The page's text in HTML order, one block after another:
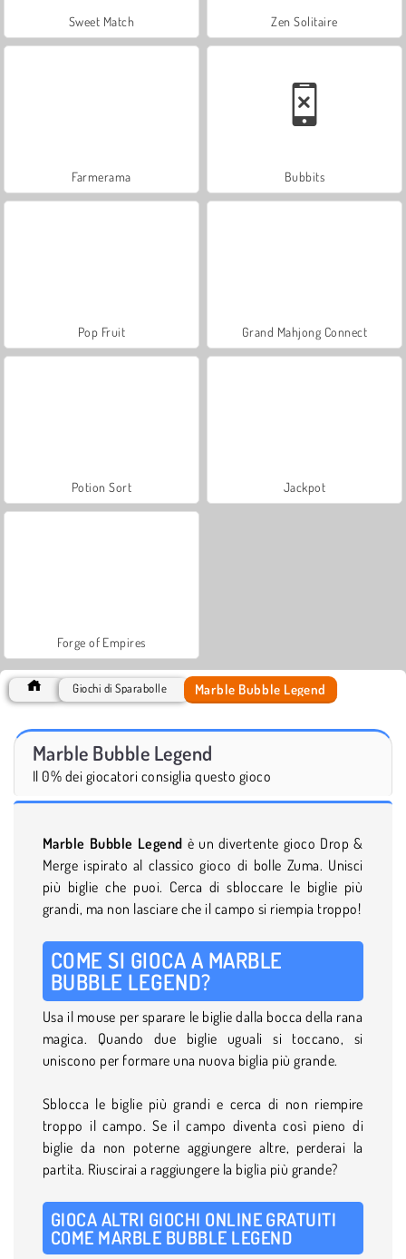
Sweet Match Zen Solitaire
Farmerama Bubbits
Pop Fruit Grand Mahjong Connect
Potion Sort Jackpot
Forge of Empires
Giochi di Sparabolle Marble Bubble Legend
Marble Bubble Legend
Il 0% dei giocatori consiglia questo gioco
Marble Bubble Legend è un divertente gioco Drop &
Merge ispirato al classico gioco di bolle Zuma. Unisci
più biglie che puoi. Cerca di sbloccare le biglie più
grandi, ma non lasciare che il campo si riempia troppo!
COME SI GIOCA A MARBLE
BUBBLE LEGEND?
Usa il mouse per sparare le biglie dalla bocca della rana
magica. Quando due biglie uguali si toccano, si
uniscono per formare una nuova biglia più grande.
Sblocca le biglie più grandi e cerca di non riempire
troppo il campo. Se il campo diventa così pieno di
biglie da non poterne aggiungere altre, perderai la
partita. Riuscirai a raggiungere la biglia più grande?
GIOCA ALTRI GIOCHI ONLINE GRATUITI
COME MARBLE BUBBLE LEGEND